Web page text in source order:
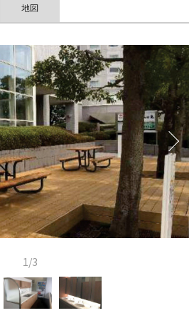
地図
1/3